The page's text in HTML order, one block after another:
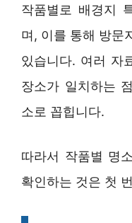
작품별로 배경지
며, 이를 통해 방문
있습니다. 여러 자
장소가 일치하는
소로 꼽힙니다.
따라서 작품별 명
확인하는 것은 첫